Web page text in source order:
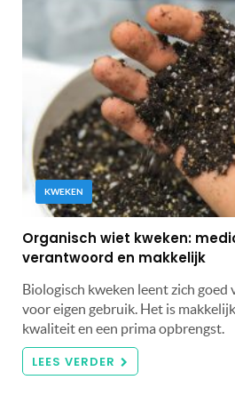
KWEKEN
Organisch wiet kweken:
verantwoord en makkelijk
Biologisch kweken leent zich
voor eigen gebruik. Het is
kwaliteit en een prima opbrengst.
LEES VERDER